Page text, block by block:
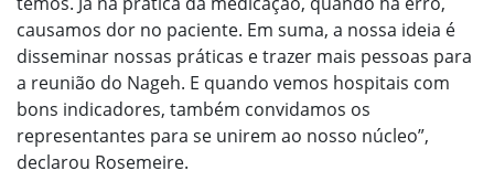
causamos dor no paciente. Em suma, a nossa ideia é
disseminar nossas práticas e trazer mais pessoas para
a reunião do Nageh. E quando vemos hospitais com
bons indicadores, também convidamos os
representantes para se unirem ao nosso núcleo”,
declarou Rosemeire.